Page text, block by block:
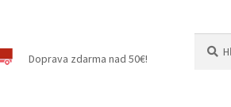
Doprava zdarma nad 50€!